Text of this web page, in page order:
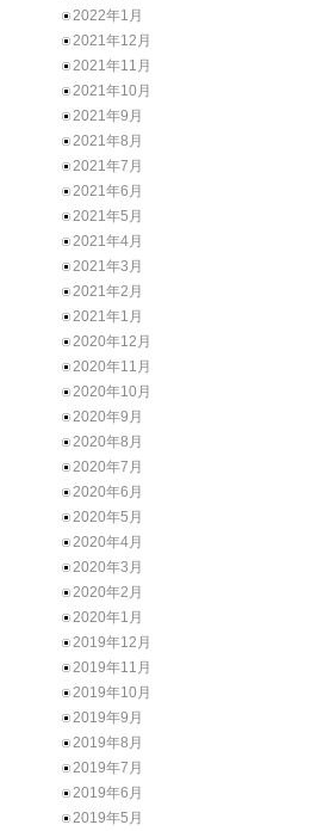
2022年1月
2021年12月
2021年11月
2021年10月
2021年9月
2021年8月
2021年7月
2021年6月
2021年5月
2021年4月
2021年3月
2021年2月
2021年1月
2020年12月
2020年11月
2020年10月
2020年9月
2020年8月
2020年7月
2020年6月
2020年5月
2020年4月
2020年3月
2020年2月
2020年1月
2019年12月
2019年11月
2019年10月
2019年9月
2019年8月
2019年7月
2019年6月
2019年5月